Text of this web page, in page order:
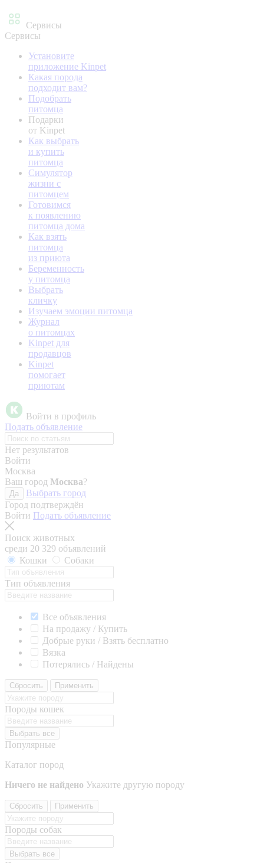
Сервисы
Сервисы
Установите
приложение Kinpet
Какая порода
подходит вам?
Подобрать
питомца
Подарки
от Kinpet
Как выбрать
и купить
питомца
Симулятор
жизни с
питомцем
Готовимся
к появлению
питомца дома
Как взять
питомца
из приюта
Беременность
у питомца
Выбрать
кличку
Изучаем эмоции питомца
Журнал
о питомцах
Kinpet для
продавцов
Kinpet
помогает
приютам
Войти в профиль
Подать объявление
Нет результатов
Войти
Москва
Ваш город Москва?
Да
Выбрать город
Город подтверждён
Войти Подать объявление
Поиск животных
среди 20 329 объявлений
Кошки
Собаки
Тип объявления
Все объявления
На продажу / Купить
Добрые руки / Взять бесплатно
Вязка
Потерялись / Найдены
Сбросить Применить
Породы кошек
Выбрать все
Популярные
Каталог пород
Ничего не найдено Укажите другую породу
Сбросить Применить
Породы собак
Выбрать все